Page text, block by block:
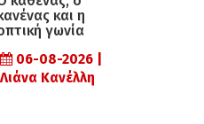
και η
γωνία
06-08-2026 |
Λιάνα Κανέλλη